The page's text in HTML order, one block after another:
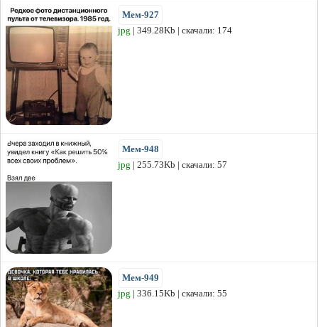
Мем-927
jpg | 349.28Kb | скачали: 174
Мем-948
jpg | 255.73Kb | скачали: 57
Мем-949
jpg | 336.15Kb | скачали: 55